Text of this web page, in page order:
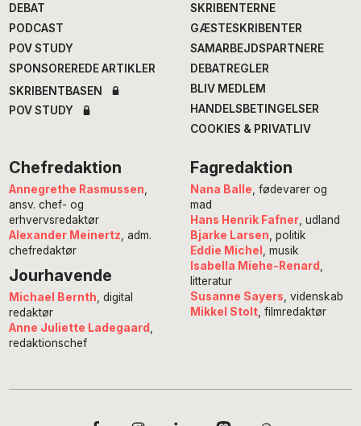
DEBAT
PODCAST
POV STUDY
SPONSOREREDE ARTIKLER
SKRIBENTBASEN
POV STUDY
SKRIBENTERNE
GÆSTESKRIBENTER
SAMARBEJDSPARTNERE
DEBATREGLER
BLIV MEDLEM
HANDELSBETINGELSER
COOKIES & PRIVATLIV
Chefredaktion
Annegrethe Rasmussen
ansv. chef- og
erhvervsredaktør
Alexander Meinertz , adm.
chefredaktør
Jourhavende
Michael Bernth , digital
redaktør
Anne Juliette Ladegaard
redaktionschef
Fagredaktion
Nana Balle , fødevarer og
mad
Hans Henrik Fafner, udland
Bjarke Larsen , politik
Eddie Michel
, musik
Isabella Miehe-Renard
litteratur
Susanne Sayers , videnskab
Mikkel Stolt, filmredaktør